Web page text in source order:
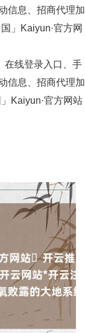
信息、招商代理加
」Kaiyun·官方网
在线登录入口、手
信息、招商代理加
Kaiyun·官方网站